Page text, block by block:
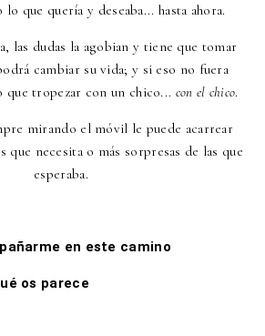
lo que quería y deseaba... hasta ahora.
las dudas la agobian y tiene que tomar
cambiar su vida; y si eso no fuera
que tropezar con un chico... con el chico.
mirando el móvil le puede acarrear
que necesita o más sorpresas de las que
esperaba.
en este camino
os parece